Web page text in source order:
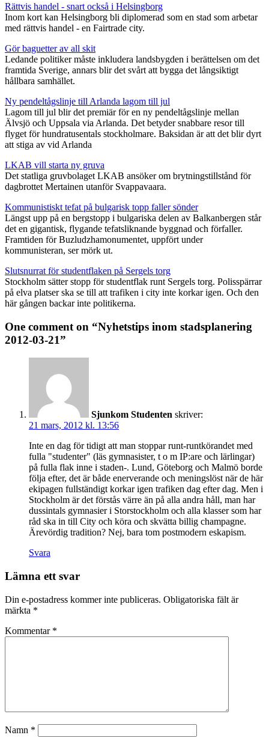
Rättvis handel - snart också i Helsingborg
Inom kort kan Helsingborg bli diplomerad som en stad som arbetar
med rättvis handel - en Fairtrade city.
Gör baguetter av all skit
Ledande politiker måste inkludera landsbygden i berättelsen om det
framtida Sverige, annars blir det svårt att bygga det långsiktigt
hållbara samhället.
Ny pendeltågslinje till Arlanda lagom till jul
Lagom till jul blir det premiär för en ny pendeltågslinje mellan
Älvsjö och Uppsala via Arlanda. Det betyder snabbare resor till
flyget för hundratusentals stockholmare. Baksidan är att det blir dyrt
att stiga av vid Arlanda
LKAB vill starta ny gruva
Det statliga gruvbolaget LKAB ansöker om brytningstillstånd för
dagbrottet Mertainen utanför Svappavaara.
Kommunistiskt tefat på bulgarisk topp faller sönder
Längst upp på en bergstopp i bulgariska delen av Balkanbergen står
det en gigantisk, flygande tefatsliknande byggnad och förfaller.
Framtiden för Buzludzhamonumentet, uppfört under
kommunisteran, ser mörk ut.
Slutsnurrat för studentflaken på Sergels torg
Stockholm sätter stopp för studentflak runt Sergels torg. Polisspärrar
på elva platser ska se till att trafiken i city inte korkar igen. Och den
här gången backar inte politikerna.
One comment on “Nyhetstips inom stadsplanering
2012-03-21”
Sjunkom Studenten skriver:
21 mars, 2012 kl. 13:56
Inte en dag för tidigt att man stoppar runt-runtkörandet med
fulla "studenter" (läs gymnasister, t o m IP:are och lärlingar)
på fulla flak inne i staden-. Lund, Göteborg och Malmö borde
följa efter, det är både enerverande och meningslöst när de här
ekipagen fullständigt korkar igen trafiken dag efter dag. Men i
Stockholm är det förstås värre än på alla andra håll, man har
dussintals gymnasier i Storstockholm och alla klasser som har
råd ska in till City och köra och skvätta billig champagne.
Ärevördig tradition? Nej, bara tom postmodern eskapism.
Svara
Lämna ett svar
Din e-postadress kommer inte publiceras. Obligatoriska fält är
märkta *
Kommentar *
Namn *